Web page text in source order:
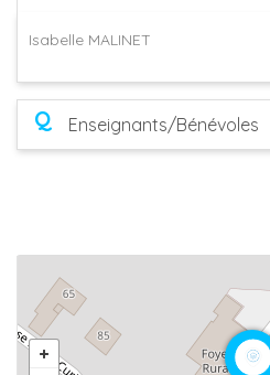
Isabelle MALINET
Q Enseignants/Bénévoles